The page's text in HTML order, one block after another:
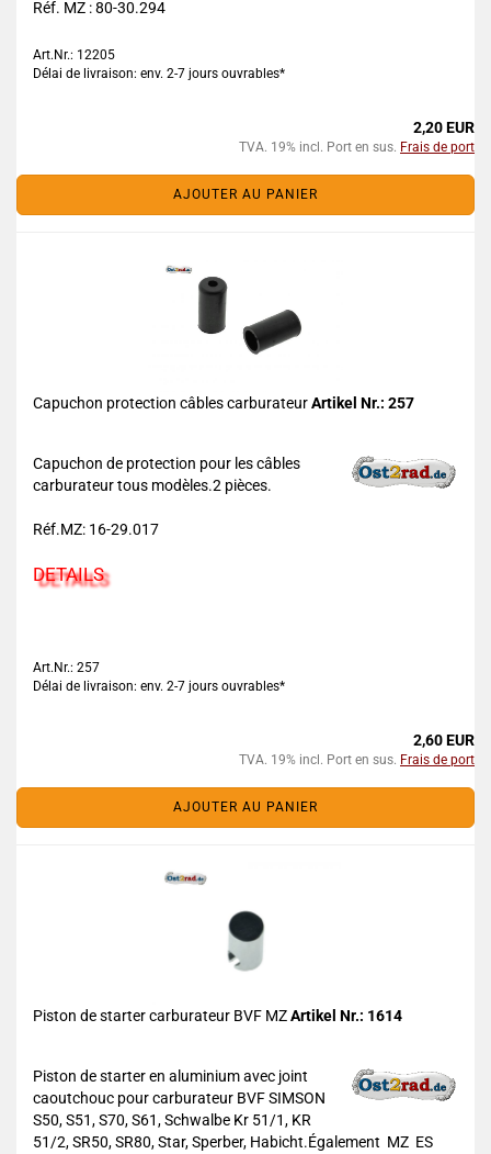
Réf. MZ : 80-30.294
Art.Nr.: 12205
Délai de livraison: env. 2-7 jours ouvrables*
2,20 EUR
TVA. 19% incl. Port en sus. Frais de port
AJOUTER AU PANIER
Capuchon protection câbles carburateurArtikel Nr.: 257
Capuchon de protection pour les câbles
carburateur tous modèles.2 pièces.
Réf.MZ: 16-29.017
DETAILS
Art.Nr.: 257
Délai de livraison: env. 2-7 jours ouvrables*
2,60 EUR
TVA. 19% incl. Port en sus. Frais de port
AJOUTER AU PANIER
Piston de starter carburateur BVF MZArtikel Nr.: 1614
Piston de starter en aluminium avec joint
caoutchouc pour carburateur BVF SIMSON
S50, S51, S70, S61, Schwalbe Kr 51/1, KR
51/2, SR50, SR80, Star, Sperber, Habicht.Également MZ ES